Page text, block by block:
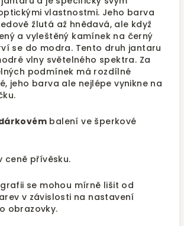
vlastnostmi. Jeho barva
žlutá až hnědavá, ale když
a vyleštěný kamínek na černý
se do modra. Tento druh jantaru
vlny světelného spektra. Za
podmínek má rozdílné
jeho barva ale nejlépe vynikne na
balení ve šperkové
ceně přívěsku.
se mohou mírně lišit od
v závislosti na nastavení
obrazovky.